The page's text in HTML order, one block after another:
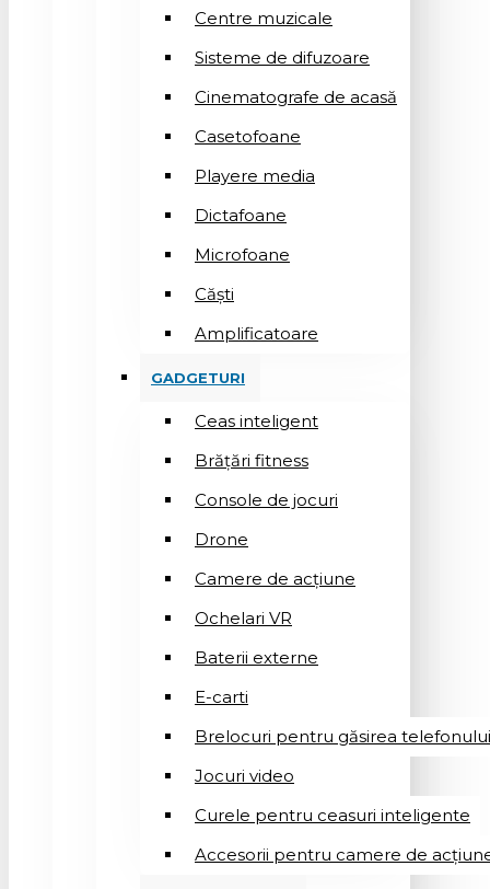
Centre muzicale
Sisteme de difuzoare
Cinematografe de acasă
Casetofoane
Playere media
Dictafoane
Microfoane
Căşti
Amplificatoare
GADGETURI
Ceas inteligent
Brățări fitness
Console de jocuri
Drone
Camere de acțiune
Ochelari VR
Baterii externe
E-carti
Brelocuri pentru găsirea telefonului
Jocuri video
Curele pentru ceasuri inteligente
Accesorii pentru camere de